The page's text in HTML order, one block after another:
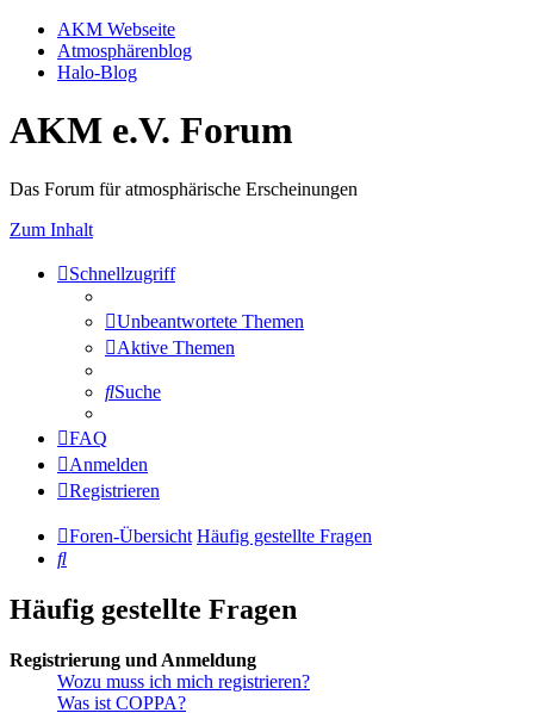
AKM Webseite
Atmosphärenblog
Halo-Blog
AKM e.V. Forum
Das Forum für atmosphärische Erscheinungen
Zum Inhalt
Schnellzugriff
Unbeantwortete Themen
Aktive Themen
Suche
FAQ
Anmelden
Registrieren
Foren-Übersicht Häufig gestellte Fragen
Suche
Häufig gestellte Fragen
Registrierung und Anmeldung
Wozu muss ich mich registrieren?
Was ist COPPA?